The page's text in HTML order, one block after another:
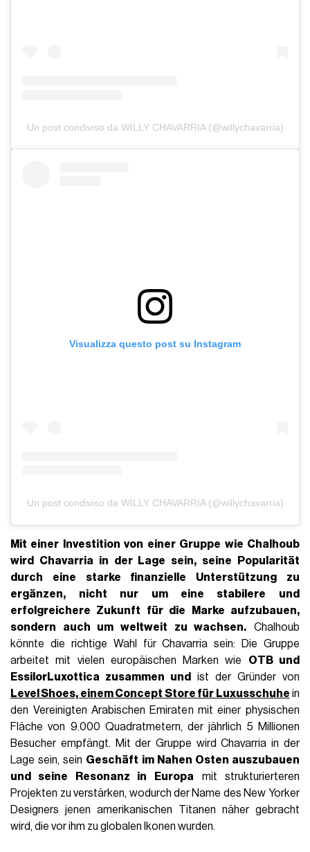
Un post condiviso da WILLY CHAVARRIA (@willychavarria)
Visualizza questo post su Instagram
Un post condiviso da WILLY CHAVARRIA (@willychavarria)
Mit einer Investition von einer Gruppe wie Chalhoub
wird Chavarria in der Lage sein, seine Popularität
durch eine starke finanzielle Unterstützung zu
ergänzen, nicht nur um eine stabilere und
erfolgreichere Zukunft für die Marke aufzubauen,
sondern auch um weltweit zu wachsen. Chalhoub
könnte die richtige Wahl für Chavarria sein: Die Gruppe
arbeitet mit vielen europäischen Marken wie OTB und
EssilorLuxottica zusammen und
ist der Gründer von
Level Shoes, einem Concept Store für Luxusschuhe in
den Vereinigten Arabischen Emiraten mit einer physischen
Fläche von 9.000 Quadratmetern, der jährlich 5 Millionen
Besucher empfängt. Mit der Gruppe wird Chavarria in der
Lage sein, sein Geschäft im Nahen Osten auszubauen
und seine Resonanz in
Europa mit strukturierteren
Projekten zu verstärken, wodurch der Name des New Yorker
Designers jenen amerikanischen Titanen näher gebracht
wird, die vor ihm zu globalen Ikonen wurden.